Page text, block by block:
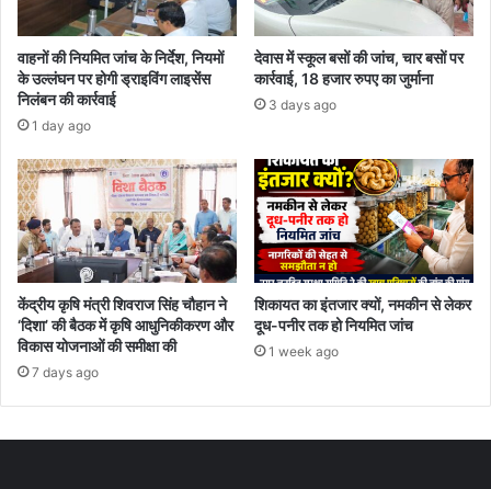
वाहनों की नियमित जांच के निर्देश, नियमों
के उल्लंघन पर होगी ड्राइविंग लाइसेंस
निलंबन की कार्रवाई
1 day ago
देवास में स्कूल बसों की जांच, चार बसों पर
कार्रवाई, 18 हजार रुपए का जुर्माना
3 days ago
केंद्रीय कृषि मंत्री शिवराज सिंह चौहान ने
‘दिशा’ की बैठक में कृषि आधुनिकीकरण और
विकास योजनाओं की समीक्षा की
7 days ago
शिकायत का इंतजार क्यों, नमकीन से लेकर
दूध-पनीर तक हो नियमित जांच
1 week ago